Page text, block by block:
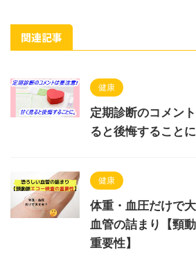
関連記事
健康
定期診断のコメン
ると後悔することに
健康
体重・血圧だけで
血管の詰まり【頸
重要性】